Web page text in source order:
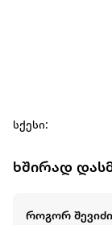
სქესი:
ხშირად
როგორ